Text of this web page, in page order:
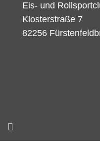
Eis- und
Klosterstraße 7
82256